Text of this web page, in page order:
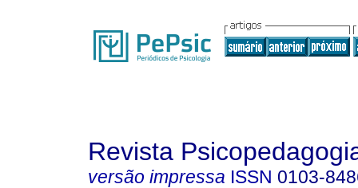
Revista
versão impressa ISSN 0103-